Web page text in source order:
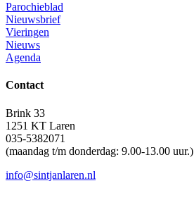
Parochieblad
Nieuwsbrief
Vieringen
Nieuws
Agenda
Contact
Brink 33
1251 KT Laren
035-5382071
(maandag t/m donderdag: 9.00-13.00 uur.)
info@sintjanlaren.nl